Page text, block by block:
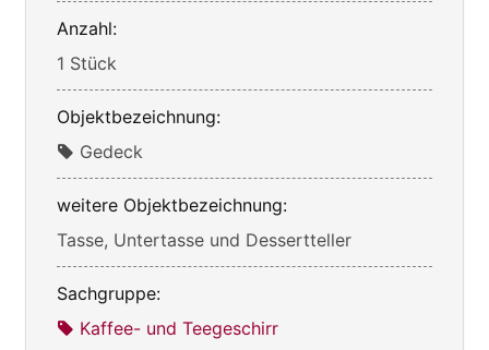
Anzahl:
1 Stück
Objektbezeichnung:
Gedeck
weitere Objektbezeichnung:
Tasse, Untertasse und Dessertteller
Sachgruppe:
Kaffee- und Teegeschirr